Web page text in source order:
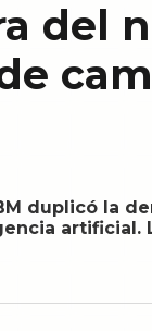
del
duplicó la
artificial.